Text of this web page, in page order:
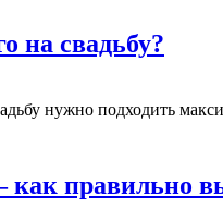
на свадьбу?
нужно подходить
правильно